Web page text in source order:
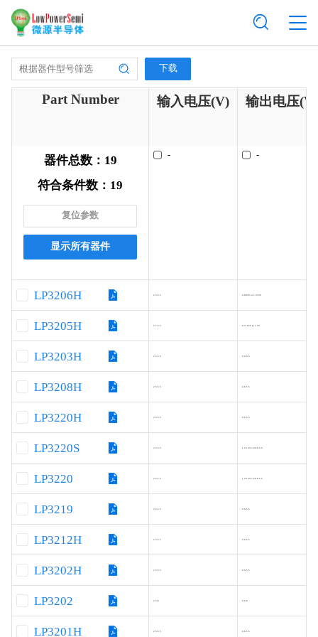
下载
Part Number
器件总数： 19
符合条件数： 19
复位参数
显示所有器件
输入电压(V)
-
输出电压(V)
-
LP3206H 2.5-5.5 0.603V to 1.233V
LP3205H 2.7-5.5 0.7125V to 1.5V
LP3203H 2.5-5.5 0.6-5.5
LP3208H 2.5-5.5 0.6-5.5
LP3220H 2.5-5.5 0.6-5.5
LP3220S 2.5-5.5 1.2/1.8/3.3/0.6-5.5
LP3220 2.5-5.5 1.2/1.8/3.3/0.6-5.5
LP3219 2.5-5.5 0.6-5.5
LP3212H 2.5-5.5 0.6-5.5
LP3202H 2.5-5.5 0.6-5.5
LP3202 2.5-6 0.6-6
LP3201H 2.5-5.5 0.6-5.5